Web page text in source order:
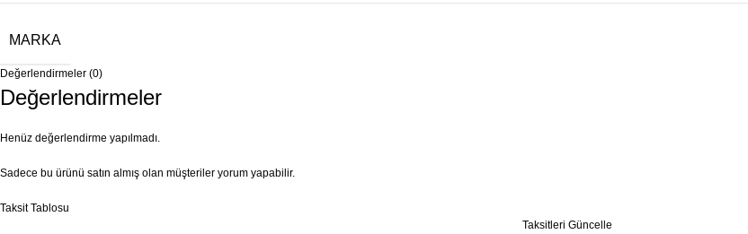
MARKA
Değerlendirmeler (0)
Değerlendirmeler
Henüz değerlendirme yapılmadı.
Sadece bu ürünü satın almış olan müşteriler yorum yapabilir.
Taksit Tablosu
Taksitleri Güncelle